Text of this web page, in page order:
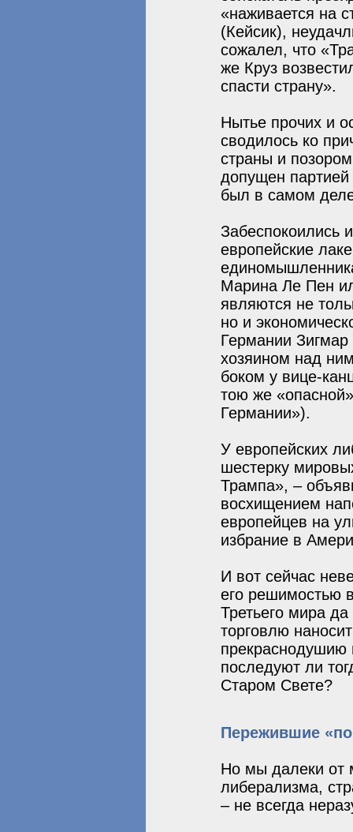
«наживается на
(Кейсик),
сожалел, что
же Круз
спасти страну».
Нытье прочих и
сводилось ко
страны и
допущен
был в самом
Забеспокоились
европейские
Марина Ле Пен
являются не
но и
Германии
хозяином над
боком у вице-
тою же
Германии»).
У европейских
шестерку
Трампа», –
восхищением
европейцев на
избрание в
И вот сейчас
его решимостью
Третьего мира
торговлю
последуют ли
Старом Свете?
Пережившие
Но мы далеки от
либерализма,
– не всегда